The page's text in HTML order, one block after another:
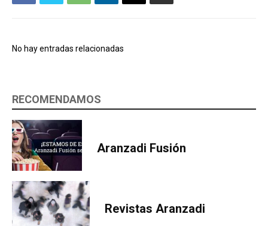
No hay entradas relacionadas
RECOMENDAMOS
Aranzadi Fusión
Revistas Aranzadi